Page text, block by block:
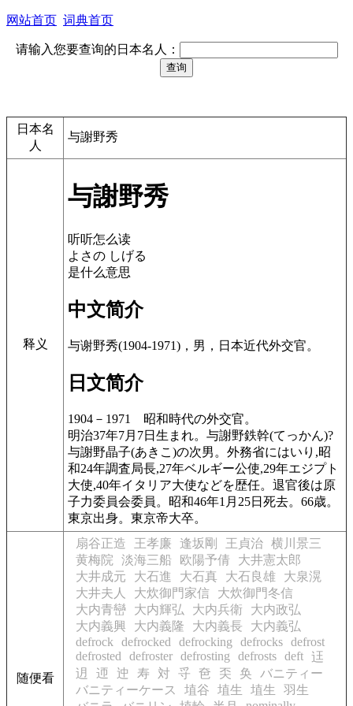
网站首页 词典首页
请输入您要查询的日本名人：
日本名
人
与謝野秀
释义
与謝野秀
听听怎么读
よさの しげる
是什么意思
中文简介
与谢野秀(1904-1971)，男，日本近代外交官。
日文简介
1904－1971
昭和時代の外交官。
明治37年7月7日生まれ。与謝野鉄幹(てっかん)?
与謝野晶子(あきこ)の次男。外務省にはいり,昭
和24年調査局長,27年ベルギー公使,29年エジプト
大使,40年イタリア大使などを歴任。退官後は原
子力委員会委員。昭和46年1月25日死去。66歳。
東京出身。東京帝大卒。
随便看
扇谷正造 王孝廉 逢坂剛 王貞治 横川景三
黄梅院
淡海三船 欧陽予倩
大井憲太郎
大井成元
大石進 大石真 大石良雄
大泉滉
大井夫人
大炊御門家信
大炊御門冬信
大内青巒
大内輝弘 大内兵衛
大内政弘
大内義興
大内義隆 大内義長
大内義弘
defrock
defrocked defrocking defrocks defrost
defrosted
defroster defrosting defrosts deft 迋
迌
迊 迚 寿 対 寽 夿 奀 奂
バニティー
バニティーケース
埴谷 埴生 埴生
羽生